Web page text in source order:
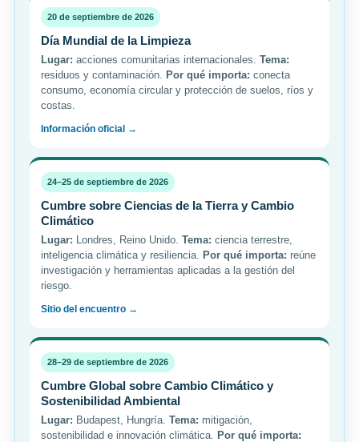
20 de septiembre de 2026
Día Mundial de la Limpieza
Lugar: acciones comunitarias internacionales. Tema:
residuos y contaminación.
Por qué importa: conecta
consumo, economía circular y protección de suelos, ríos y
costas.
Información oficial →
24–25 de septiembre de 2026
Cumbre sobre Ciencias de la Tierra y Cambio
Climático
Lugar: Londres, Reino Unido. Tema: ciencia terrestre,
inteligencia climática y resiliencia.
Por qué importa: reúne
investigación y herramientas aplicadas a la gestión del
riesgo.
Sitio del encuentro →
28–29 de septiembre de 2026
Cumbre Global sobre Cambio Climático y
Sostenibilidad Ambiental
Lugar: Budapest, Hungría. Tema: mitigación,
sostenibilidad e innovación climática.
Por qué importa: